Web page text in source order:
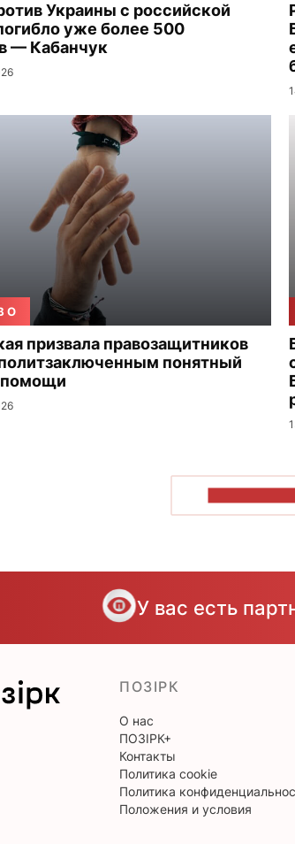
Украины с российской
уже более 500
— Кабанчук
призвала правозащитников
понятный
помощи
У вас есть
ПОЗІРК
О нас
ПОЗІРК+
Контакты
Политика cookie
Политика
Положения и условия